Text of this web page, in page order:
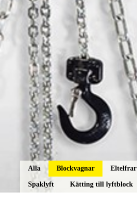
Alla Blockvagnar Eltelfrar
Spaklyft Kätting till lyftblock